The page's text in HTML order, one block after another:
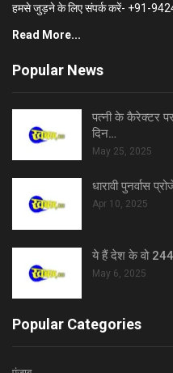
हमसे जुड़ने के लिए संपर्क करें- +91-
Read More...
Popular News
पत्नी के कैरेक्टर
दिन…
May 25, 2025
धारावी पुनर्वास
Apr 10, 2025
ये हैं देश के वो
May 6, 2025
Popular Categories